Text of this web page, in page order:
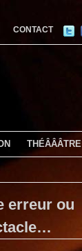
CONTACT
THÉÂÂÂTRE
erreur ou